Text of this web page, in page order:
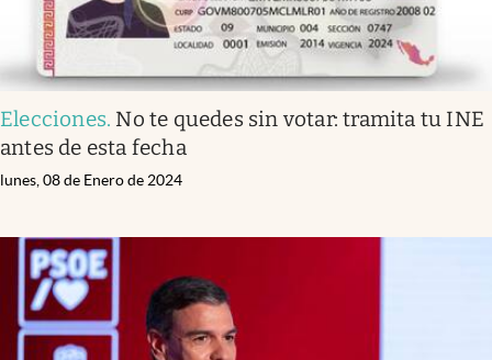
Elecciones. No te quedes sin votar: tramita tu INE
antes de esta fecha
lunes, 08 de Enero de 2024